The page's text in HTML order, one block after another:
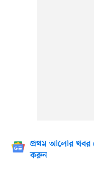
প্রথম আলোর খবর
করুন